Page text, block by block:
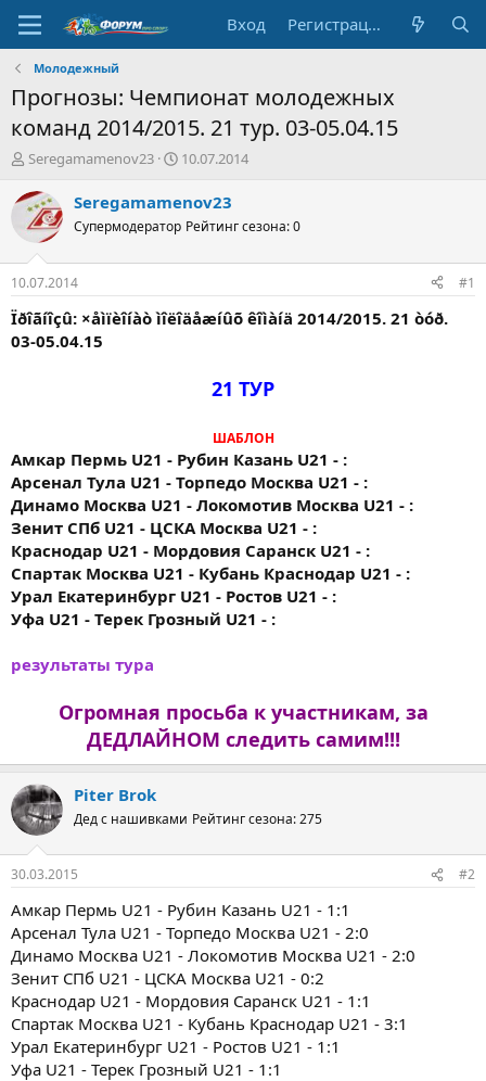
Вход Регистрация
Молодежный
Прогнозы: Чемпионат молодежных
команд 2014/2015. 21 тур. 03-05.04.15
А
т
о
р
т
е
м
ы
Seregamamenov23
Д
т
н
а
л
10.07.2014
Seregamamenov23
Супермодератор Рейтинг сезона: 0
10.07.2014 #1
Ïðîãíîçû: ×åìïèîíàò ìîëîäåæíûõ êîìàíä 2014/2015. 21 òóð.
03-05.04.15
21 ТУР
ШАБЛОН
Амкар Пермь U21 - Рубин Казань U21 - :
Арсенал Тула U21 - Торпедо Москва U21 - :
Динамо Москва U21 - Локомотив Москва U21 - :
Зенит СПб U21 - ЦСКА Москва U21 - :
Краснодар U21 - Мордовия Саранск U21 - :
Спартак Москва U21 - Кубань Краснодар U21 - :
Урал Екатеринбург U21 - Ростов U21 - :
Уфа U21 - Терек Грозный U21 - :
результаты тура
Огромная просьба к участникам, за
ДЕДЛАЙНОМ следить самим!!!
Piter Brok
Дед с нашивками Рейтинг сезона: 275
30.03.2015 #2
Амкар Пермь U21 - Рубин Казань U21 - 1:1
Арсенал Тула U21 - Торпедо Москва U21 - 2:0
Динамо Москва U21 - Локомотив Москва U21 - 2:0
Зенит СПб U21 - ЦСКА Москва U21 - 0:2
Краснодар U21 - Мордовия Саранск U21 - 1:1
Спартак Москва U21 - Кубань Краснодар U21 - 3:1
Урал Екатеринбург U21 - Ростов U21 - 1:1
Уфа U21 - Терек Грозный U21 - 1:1